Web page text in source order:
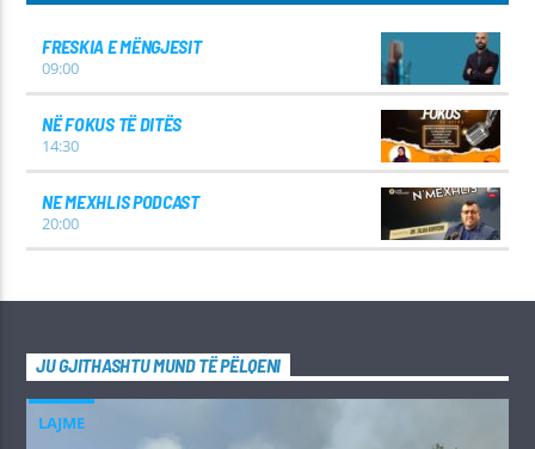
FRESKIA E MËNGJESIT
09:00
NË FOKUS TË DITËS
14:30
NE MEXHLIS PODCAST
20:00
JU GJITHASHTU MUND TË PËLQENI
LAJME